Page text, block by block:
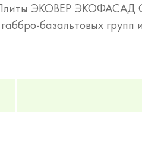
Плиты ЭКОВЕР
базальтовых групп